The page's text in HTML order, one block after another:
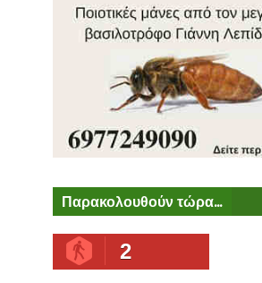
Παρακολουθούν τώρα...
2